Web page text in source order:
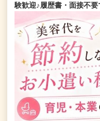
験歓迎♪履歴書・面接不